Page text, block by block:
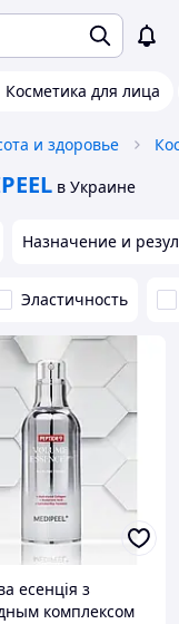
Косметика для лица
и здоровье
в Украине
Назначение и
Эластичность
есенція з
комплексом